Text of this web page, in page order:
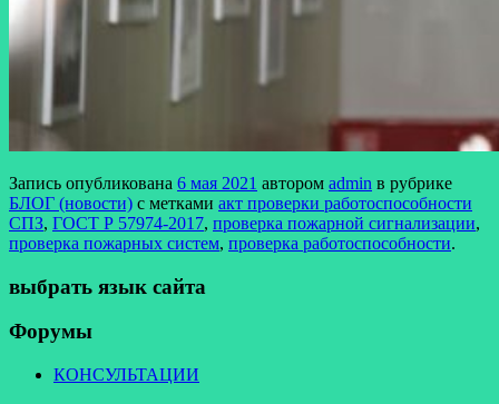
Запись опубликована 6 мая 2021 автором admin в рубрике
БЛОГ (новости) с метками акт проверки работоспособности
СПЗ, ГОСТ Р 57974-2017, проверка пожарной сигнализации,
проверка пожарных систем, проверка работоспособности.
выбрать язык сайта
Форумы
КОНСУЛЬТАЦИИ